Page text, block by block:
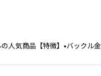
人気商品【特徴】•バックル